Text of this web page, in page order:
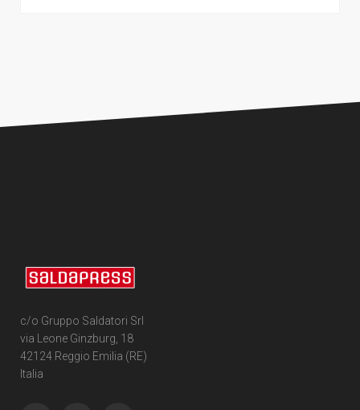
c/o Gruppo Saldatori Srl
via Leone Ginzburg, 18
42124 Reggio Emilia (RE)
Italia